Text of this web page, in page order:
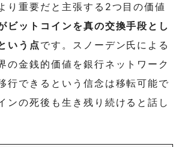
り重要だと主張する2つ目の価値
ビットコインを真の交換手段とし
いう点 です。スノーデン氏による
の金銭的価値を銀行ネットワーク
行できるという信念は移転可能で
ンの死後も生き残り続けると話し